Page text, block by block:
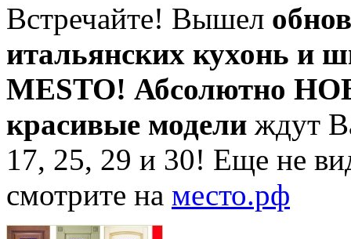
Встречайте! Вышел
итальянских кухонь и
MESTO! Абсолютно
красивые модели ждут
17, 25, 29 и 30! Еще не
смотрите на место.рф